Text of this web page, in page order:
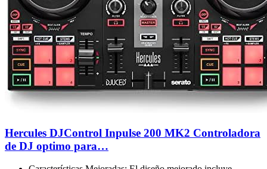
Hercules DJControl Inpulse 200 MK2 Controladora
de DJ optimo para…